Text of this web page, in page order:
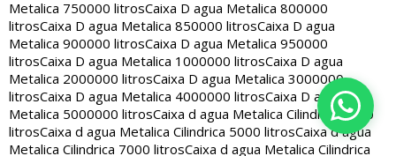
Metalica 750000 litrosCaixa D agua Metalica 800000
litrosCaixa D agua Metalica 850000 litrosCaixa D agua
Metalica 900000 litrosCaixa D agua Metalica 950000
litrosCaixa D agua Metalica 1000000 litrosCaixa D agua
Metalica 2000000 litrosCaixa D agua Metalica 3000000
litrosCaixa D agua Metalica 4000000 litrosCaixa D agua
Metalica 5000000 litrosCaixa d agua Metalica Cilindrica 2000
litrosCaixa d agua Metalica Cilindrica 5000 litrosCaixa d agua
Metalica Cilindrica 7000 litrosCaixa d agua Metalica Cilindrica